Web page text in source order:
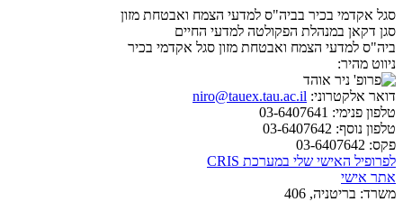
סגל אקדמי בכיר בביה"ס למדעי הצמח ואבטחת מזון
סגן דקאן במנהלת הפקולטה למדעי החיים
ביה"ס למדעי הצמח ואבטחת מזון סגל אקדמי בכיר
ניווט מהיר:
דואר אלקטרוני: niro@tauex.tau.ac.il
טלפון פנימי:
טלפון נוסף:
פקס:
לפרופיל האישי שלי במערכת CRIS
אתר אישי
משרד: בריטניה, 406